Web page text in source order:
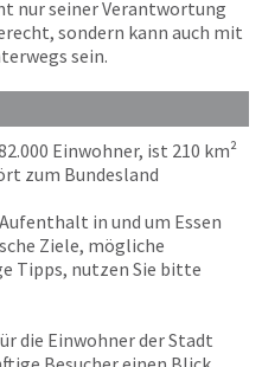
nur seiner Verantwortung
sondern kann auch mit
sein.
Einwohner, ist 210 km²
zum Bundesland
in und um Essen
Ziele, mögliche
Tipps, nutzen Sie bitte
die Einwohner der Stadt